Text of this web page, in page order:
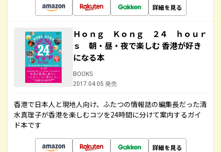
詳細を見る
Ｈｏｎｇ Ｋｏｎｇ ２４ ｈｏｕｒ
ｓ 朝・昼・夜で楽しむ 香港が好き
になる本
BOOKS
2017.04.05 発売
香港で日本人と現地人向け、ふたつの情報誌の編集長だった清
水真理子が香港を楽しむコツを24時間に分けて案内するガイ
ド本です
詳細を見る